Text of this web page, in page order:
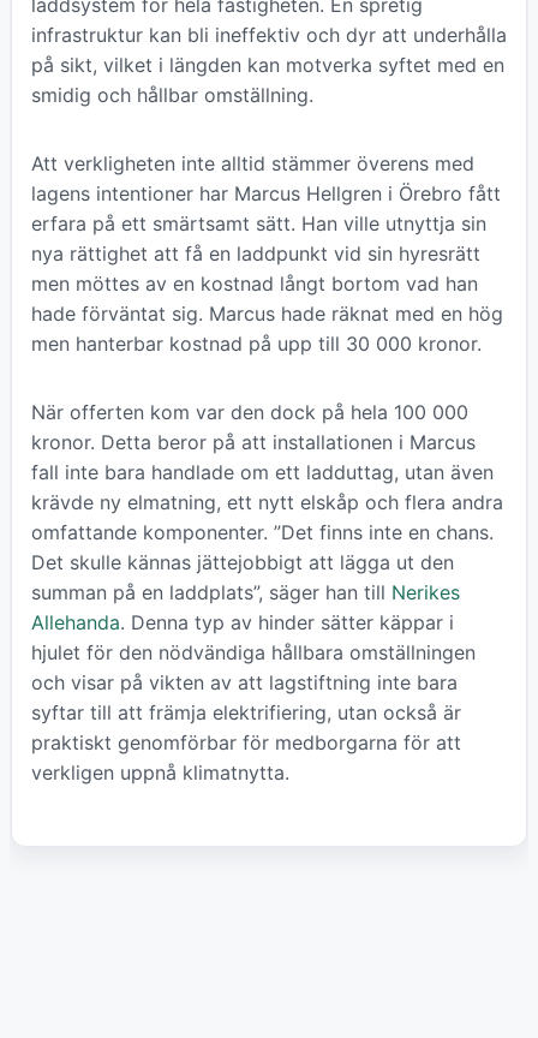
infrastruktur kan bli ineffektiv och dyr att underhålla
på sikt, vilket i längden kan motverka syftet med en
smidig och hållbar omställning.
Att verkligheten inte alltid stämmer överens med
lagens intentioner har Marcus Hellgren i Örebro fått
erfara på ett smärtsamt sätt. Han ville utnyttja sin
nya rättighet att få en laddpunkt vid sin hyresrätt
men möttes av en kostnad långt bortom vad han
hade förväntat sig. Marcus hade räknat med en hög
men hanterbar kostnad på upp till 30 000 kronor.
När offerten kom var den dock på hela 100 000
kronor. Detta beror på att installationen i Marcus
fall inte bara handlade om ett ladduttag, utan även
krävde ny elmatning, ett nytt elskåp och flera andra
omfattande komponenter. ”Det finns inte en chans.
Det skulle kännas jättejobbigt att lägga ut den
summan på en laddplats”, säger han till Nerikes
Allehanda. Denna typ av hinder sätter käppar i
hjulet för den nödvändiga hållbara omställningen
och visar på vikten av att lagstiftning inte bara
syftar till att främja elektrifiering, utan också är
praktiskt genomförbar för medborgarna för att
verkligen uppnå klimatnytta.